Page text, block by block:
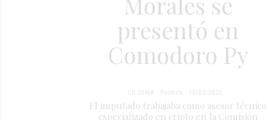
presentó en
Comodoro Py
LU SORIA Política 10/03/2025
El imputado trabajaba como asesor técnico
especializado en cripto en la Comisión